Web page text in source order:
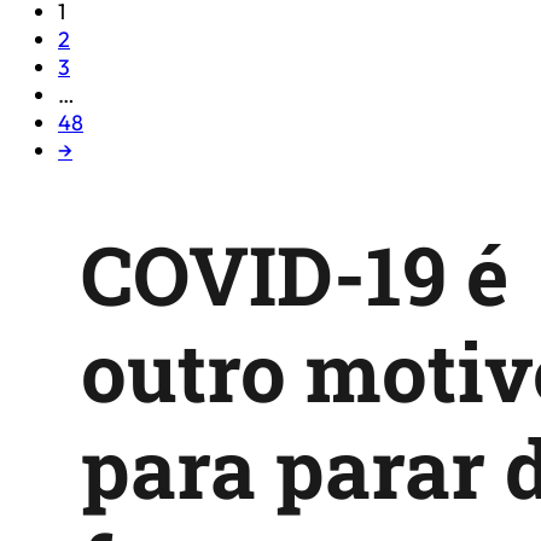
1
2
3
…
48
→
COVID-19 é
outro
para parar